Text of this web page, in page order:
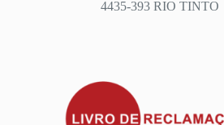
4435-393 RIO TINTO